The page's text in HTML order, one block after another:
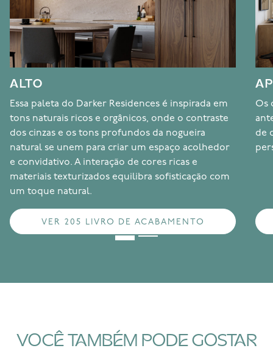
ALTO
Essa paleta do Darker Residences é inspirada em
tons naturais ricos e orgânicos, onde o contraste
dos cinzas e os tons profundos da nogueira
natural se unem para criar um espaço acolhedor
e convidativo. A interação de cores ricas e
materiais texturizados equilibra sofisticação com
um toque natural.
VER 205 LIVRO DE ACABAMENTO
Os
de
VOCÊ TAMBÉM PODE GOSTAR